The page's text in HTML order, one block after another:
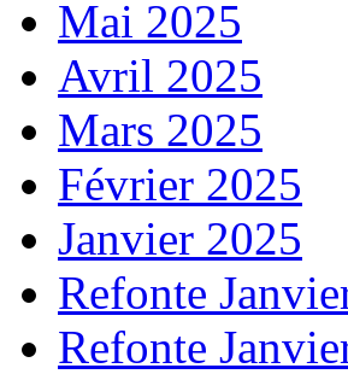
Mai 2025
Avril 2025
Mars 2025
Février 2025
Janvier 2025
Refonte
Refonte